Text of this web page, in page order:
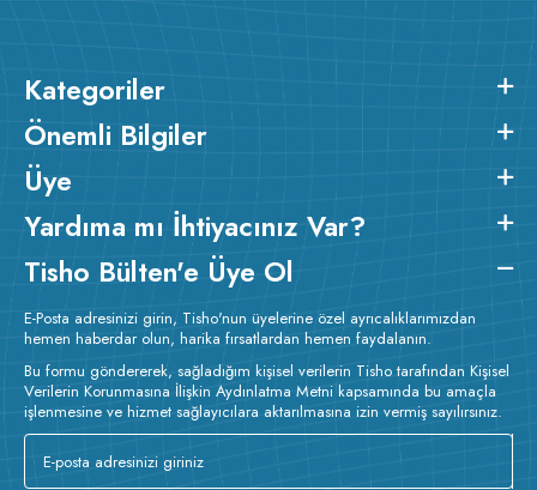
Kategoriler
Önemli Bilgiler
Üye
Yardıma mı İhtiyacınız Var?
Tisho Bülten'e Üye Ol
E-Posta adresinizi girin, Tisho'nun üyelerine özel ayrıcalıklarımızdan
hemen haberdar olun, harika fırsatlardan hemen faydalanın.
Bu formu göndererek, sağladığım kişisel verilerin Tisho tarafından Kişisel
Verilerin Korunmasına İlişkin Aydınlatma Metni kapsamında bu amaçla
işlenmesine ve hizmet sağlayıcılara aktarılmasına izin vermiş sayılırsınız.